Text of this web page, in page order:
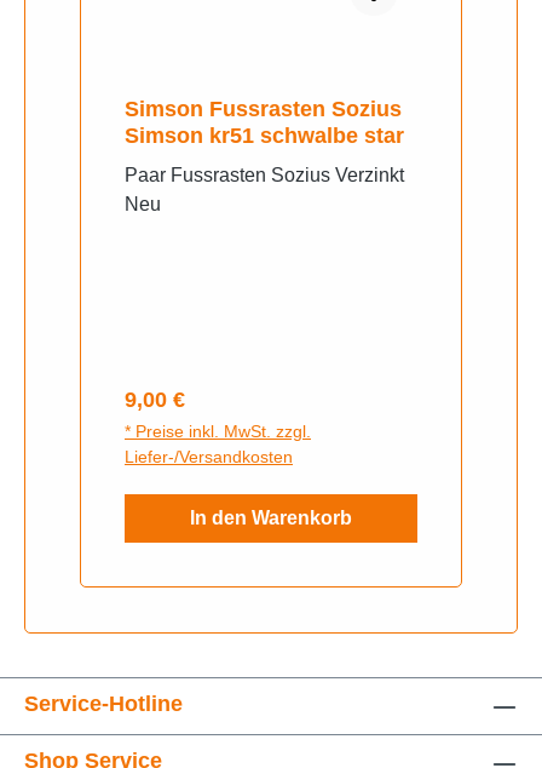
Simson Fussrasten Sozius
Simson kr51 schwalbe star
Paar Fussrasten Sozius Verzinkt
Neu
Regulärer Preis:
9,00 €
* Preise inkl. MwSt. zzgl.
Liefer-/Versandkosten
In den Warenkorb
Service-Hotline
Shop Service